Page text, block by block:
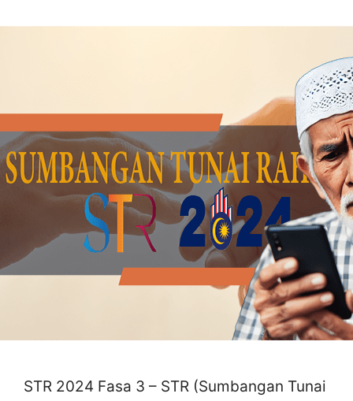
STR 2024 Fasa 3 – STR (Sumbangan Tunai